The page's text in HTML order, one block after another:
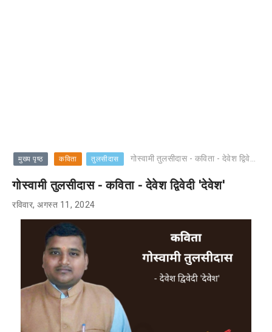
मुख्य पृष्ठ कविता तुलसीदास गोस्वामी तुलसीदास - कविता - देवेश द्विवेदी 'देवेश'
गोस्वामी तुलसीदास - कविता - देवेश द्विवेदी 'देवेश'
रविवार, अगस्त 11, 2024